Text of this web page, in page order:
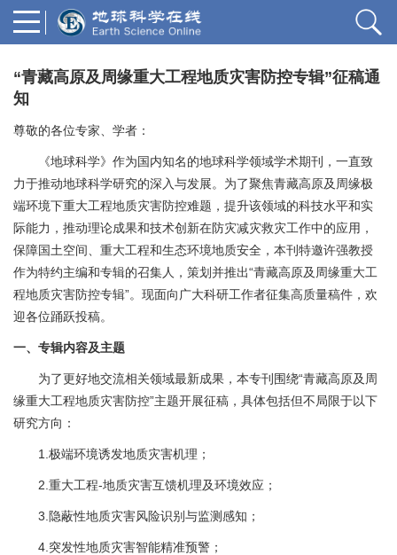
“青藏高原及周缘重大工程地质灾害防控专辑”征稿通
知
尊敬的各位专家、学者：
《地球科学》作为国内知名的地球科学领域学术期刊，一直致
力于推动地球科学研究的深入与发展。为了聚焦青藏高原及周缘极
端环境下重大工程地质灾害防控难题，提升该领域的科技水平和实
际能力，推动理论成果和技术创新在防灾减灾救灾工作中的应用，
保障国土空间、重大工程和生态环境地质安全，本刊特邀许强教授
作为特约主编和专辑的召集人，策划并推出“青藏高原及周缘重大工
程地质灾害防控专辑”。现面向广大科研工作者征集高质量稿件，欢
迎各位踊跃投稿。
一、专辑内容及主题
为了更好地交流相关领域最新成果，本专刊围绕“青藏高原及周
缘重大工程地质灾害防控”主题开展征稿，具体包括但不局限于以下
研究方向：
1.极端环境诱发地质灾害机理；
2.重大工程-地质灾害互馈机理及环境效应；
3.隐蔽性地质灾害风险识别与监测感知；
4.突发性地质灾害智能精准预警；